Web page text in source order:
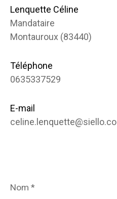
Lenquette Céline
Mandataire
Montauroux (83440)
Téléphone
0635337529
E-mail
celine.lenquette@siello.co
*